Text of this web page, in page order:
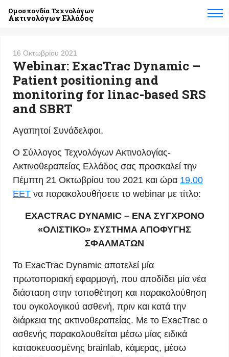
Ομοσπονδία Τεχνολόγων
Ακτινολόγων Ελλάδος
16 Οκτωβρίου 2021
Webinar: ExacTrac Dynamic –
Patient positioning and
monitoring for linac-based SRS
and SBRT
Αγαπητοί Συνάδελφοι,
Ο Σύλλογος Τεχνολόγων Ακτινολογίας-
Ακτινοθεραπείας Ελλάδος σας προσκαλεί την
Πέμπτη 21 Οκτωβρίου του 2021 και ώρα 19.00
EET να παρακολουθήσετε το webinar με τίτλο:
EXACTRAC DYNAMIC – ΕΝΑ ΣΥΓΧΡΟΝΟ
«ΟΛΙΣΤΙΚΟ» ΣΥΣΤΗΜΑ ΑΠΟΦΥΓΗΣ
ΣΦΑΛΜΑΤΩΝ
To ExacTrac Dynamic αποτελεί μία
πρωτοποριακή εφαρμογή, που αποδίδει μία νέα
διάσταση στην τοποθέτηση και παρακολούθηση
του ογκολογικού ασθενή, πριν και κατά την
διάρκεια της ακτινοθεραπείας. Με το ExacTrac ο
ασθενής παρακολουθείται μέσω μίας ειδικά
κατασκευασμένης brainlab, κάμερας, μέσω